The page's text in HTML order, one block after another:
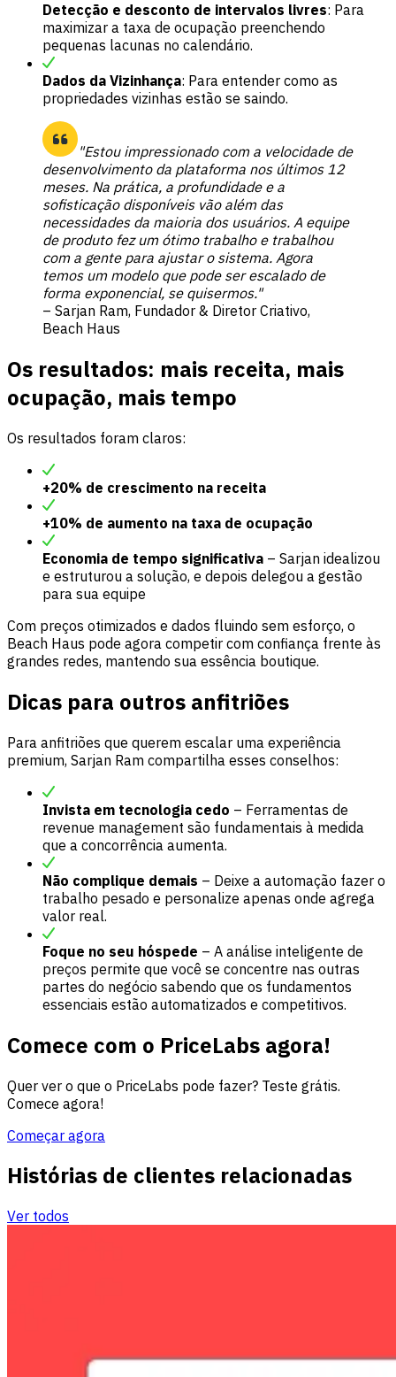
Detecção e desconto de intervalos livres: Para
maximizar a taxa de ocupação preenchendo
pequenas lacunas no calendário.
Dados da Vizinhança: Para entender como as
propriedades vizinhas estão se saindo.
"Estou impressionado com a velocidade de
desenvolvimento da plataforma nos últimos 12
meses. Na prática, a profundidade e a
sofisticação disponíveis vão além das
necessidades da maioria dos usuários. A equipe
de produto fez um ótimo trabalho e trabalhou
com a gente para ajustar o sistema. Agora
temos um modelo que pode ser escalado de
forma exponencial, se quisermos."
– Sarjan Ram, Fundador & Diretor Criativo,
Beach Haus
Os resultados: mais receita, mais
ocupação, mais tempo
Os resultados foram claros:
+20% de crescimento na receita
+10% de aumento na taxa de ocupação
Economia de tempo significativa – Sarjan idealizou
e estruturou a solução, e depois delegou a gestão
para sua equipe
Com preços otimizados e dados fluindo sem esforço, o
Beach Haus pode agora competir com confiança frente às
grandes redes, mantendo sua essência boutique.
Dicas para outros anfitriões
Para anfitriões que querem escalar uma experiência
premium, Sarjan Ram compartilha esses conselhos:
Invista em tecnologia cedo – Ferramentas de
revenue management são fundamentais à medida
que a concorrência aumenta.
Não complique demais – Deixe a automação fazer o
trabalho pesado e personalize apenas onde agrega
valor real.
Foque no seu hóspede – A análise inteligente de
preços permite que você se concentre nas outras
partes do negócio sabendo que os fundamentos
essenciais estão automatizados e competitivos.
Comece com o PriceLabs agora!
Quer ver o que o PriceLabs pode fazer? Teste grátis.
Comece agora!
Começar agora
Histórias de clientes relacionadas
Ver todos